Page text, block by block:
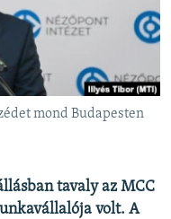
mond Budapesten
tavaly az MCC
volt. A